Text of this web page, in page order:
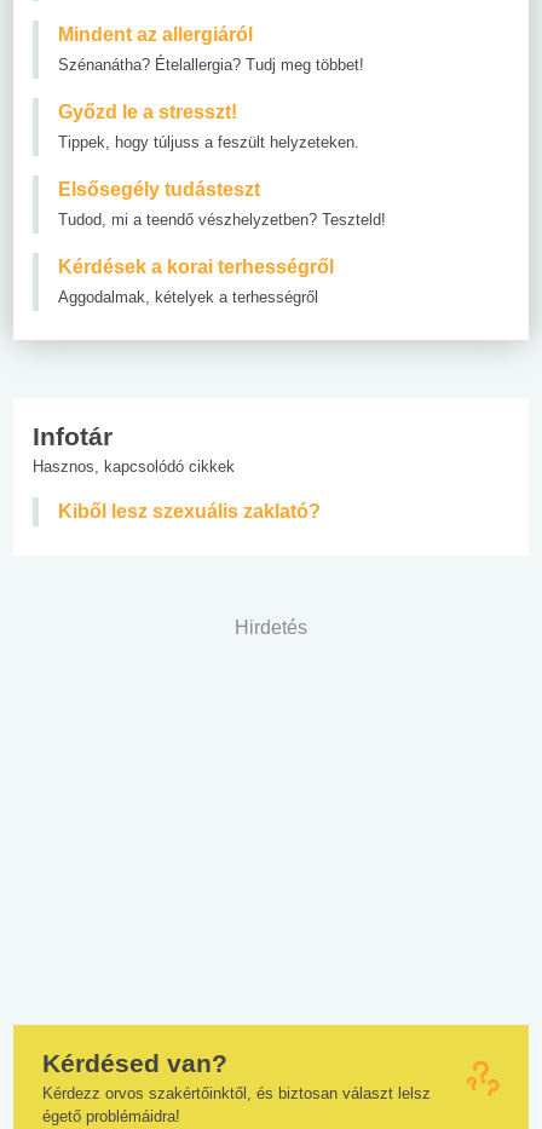
Mindent az allergiáról
Szénanátha? Ételallergia? Tudj meg többet!
Győzd le a stresszt!
Tippek, hogy túljuss a feszült helyzeteken.
Elsősegély tudásteszt
Tudod, mi a teendő vészhelyzetben? Teszteld!
Kérdések a korai terhességről
Aggodalmak, kételyek a terhességről
Infotár
Hasznos, kapcsolódó cikkek
Kiből lesz szexuális zaklató?
Hirdetés
Kérdésed van?
Kérdezz orvos szakértőinktől, és biztosan választ lelsz
égető problémáidra!